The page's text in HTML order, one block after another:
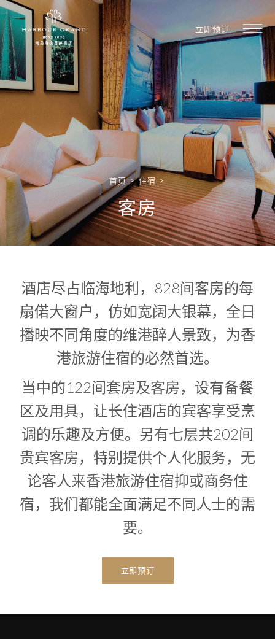
立即预订
1
首页 > 住宿 >
客房
酒店尽占临海地利，828间客房的每
扇偌大窗户，仿如宽阔大银幕，全日
播映不同角度的维港醉人景致，为香
港旅游住宿的必然首选。
当中的122间套房及客房，设有备餐
区及用具，让长住酒店的宾客享受烹
调的乐趣及方便。另有七层共202间
贵宾客房，特别提供个人化服务，无
论客人来香港旅游住宿抑或商务住
宿，我们都能全面满足不同人士的需
要。
立即预订